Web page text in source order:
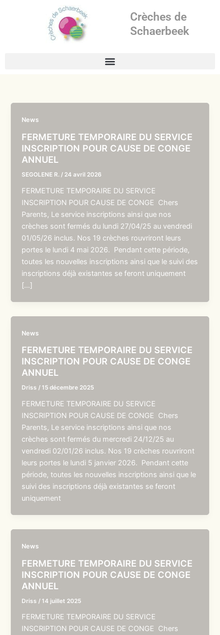
Crèches de
Schaerbeek
News
FERMETURE TEMPORAIRE DU SERVICE
INSCRIPTION POUR CAUSE DE CONGE
ANNUEL
SEGOLENE R. / 24 avril 2026
FERMETURE TEMPORAIRE DU SERVICE
INSCRIPTION POUR CAUSE DE CONGE Chers
Parents, Le service inscriptions ainsi que nos
crèches sont fermés du lundi 27/04/25 au vendredi
01/05/26 inclus. Nos 19 crèches rouvriront leurs
portes le lundi 4 mai 2026. Pendant cette période,
toutes les nouvelles inscriptions ainsi que le suivi des
inscriptions déjà existantes se feront uniquement
[…]
News
FERMETURE TEMPORAIRE DU SERVICE
INSCRIPTION POUR CAUSE DE CONGE
ANNUEL
Driss /15 décembre 2025
FERMETURE TEMPORAIRE DU SERVICE
INSCRIPTION POUR CAUSE DE CONGE Chers
Parents, Le service inscriptions ainsi que nos
crèches sont fermés du mercredi 24/12/25 au
vendredi 02/01/26 inclus. Nos 19 crèches rouvriront
leurs portes le lundi 5 janvier 2026. Pendant cette
période, toutes les nouvelles inscriptions ainsi que le
suivi des inscriptions déjà existantes se feront
uniquement
News
FERMETURE TEMPORAIRE DU SERVICE
INSCRIPTION POUR CAUSE DE CONGE
ANNUEL
Driss /14 juillet 2025
FERMETURE TEMPORAIRE DU SERVICE
INSCRIPTION POUR CAUSE DE CONGE Chers